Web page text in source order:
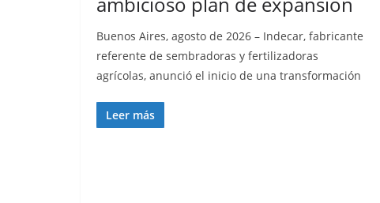
Buenos Aires, agosto de 2026 – Indecar, fabricante
referente de sembradoras y fertilizadoras
agrícolas, anunció el inicio de una transformación
Leer más